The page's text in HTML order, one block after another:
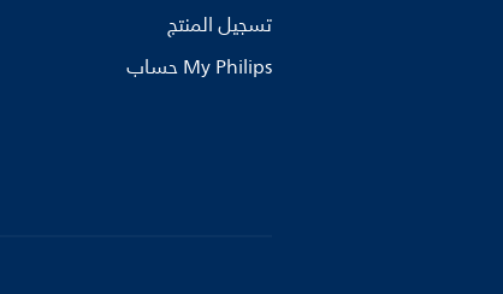
تسجيل المنتج
My Philips حساب